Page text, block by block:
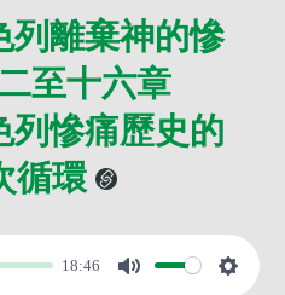
離棄神的慘
至十六章
慘痛歷史的
循環
18:46